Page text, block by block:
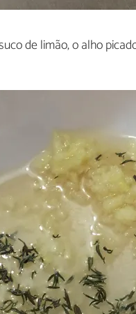
de limão, o alho